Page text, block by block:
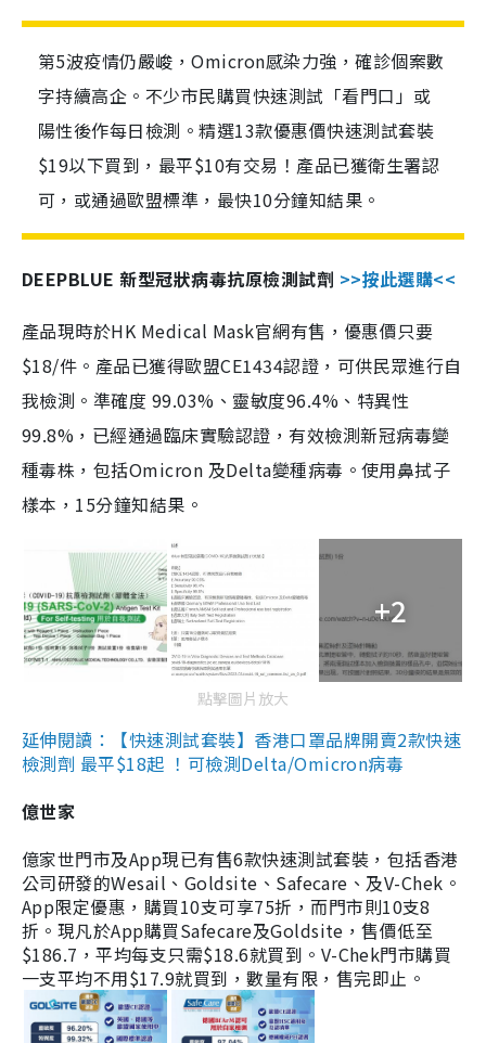
第5波疫情仍嚴峻，Omicron感染力強，確診個案數
字持續高企。不少市民購買快速測試「看門口」或
陽性後作每日檢測。精選13款優惠價快速測試套裝
$19以下買到，最平$10有交易！產品已獲衛生署認
可，或通過歐盟標準，最快10分鐘知結果。
DEEPBLUE 新型冠狀病毒抗原檢測試劑 >>按此選購<<
產品現時於HK Medical Mask官網有售，優惠價只要
$18/件。產品已獲得歐盟CE1434認證，可供民眾進行自
我檢測。準確度 99.03%、靈敏度96.4%、特異性
99.8%，已經通過臨床實驗認證，有效檢測新冠病毒變
種毒株，包括Omicron 及Delta變種病毒。使用鼻拭子
樣本，15分鐘知結果。
+2
點擊圖片放大
延伸閱讀：【快速測試套裝】香港口罩品牌開賣2款快速
檢測劑 最平$18起 ！可檢測Delta/Omicron病毒
億世家
億家世門市及App現已有售6款快速測試套裝，包括香港
公司研發的Wesail、Goldsite、Safecare、及V-Chek。
App限定優惠，購買10支可享75折，而門市則10支8
折。現凡於App購買Safecare及Goldsite，售價低至
$186.7，平均每支只需$18.6就買到。V-Chek門市購買
一支平均不用$17.9就買到，數量有限，售完即止。